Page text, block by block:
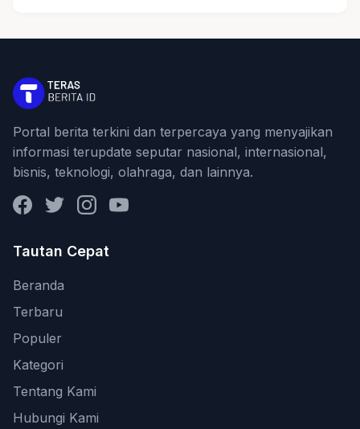
Portal berita terkini dan terpercaya yang menyajikan
informasi terupdate seputar nasional, internasional,
bisnis, teknologi, olahraga, dan lainnya.
FacebookTwitterInstagramYouTube
Tautan Cepat
Beranda
Terbaru
Populer
Kategori
Tentang Kami
Hubungi Kami